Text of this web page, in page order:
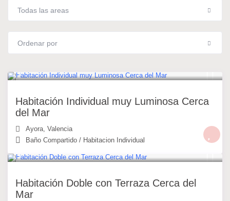
Todas las areas
Ordenar por
Habitación Individual muy Luminosa Cerca
del Mar
Ayora,Valencia
Baño Compartido / Habitacion Individual
Habitación Doble con Terraza Cerca del
Mar